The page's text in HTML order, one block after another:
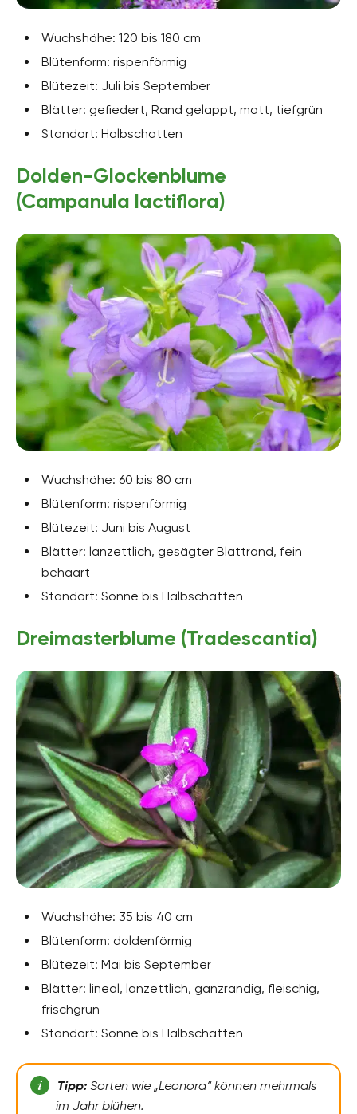
Wuchshöhe: 120 bis 180 cm
Blütenform: rispenförmig
Blütezeit: Juli bis September
Blätter: gefiedert, Rand gelappt, matt, tiefgrün
Standort: Halbschatten
Dolden-Glockenblume
(Campanula lactiflora)
Wuchshöhe: 60 bis 80 cm
Blütenform: rispenförmig
Blütezeit: Juni bis August
Blätter: lanzettlich, gesägter Blattrand, fein
behaart
Standort: Sonne bis Halbschatten
Dreimasterblume (Tradescantia)
Wuchshöhe: 35 bis 40 cm
Blütenform: doldenförmig
Blütezeit: Mai bis September
Blätter: lineal, lanzettlich, ganzrandig, fleischig,
frischgrün
Standort: Sonne bis Halbschatten
Tipp:Sorten wie „Leonora“ können mehrmals
im Jahr blühen.